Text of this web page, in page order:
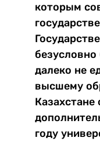
которым
далеко не
высшему
Казахстане
году